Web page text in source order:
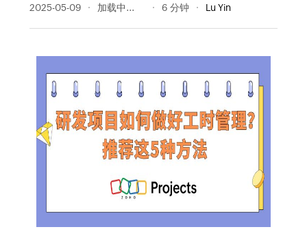
2025-05-09 580 阅读量 6 分钟 Lu Yin